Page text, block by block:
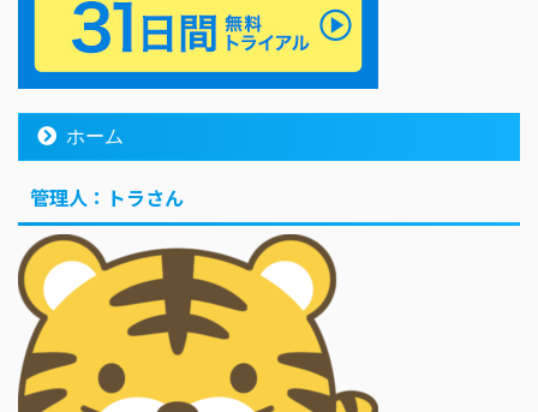
ホーム
管理人：トラさん